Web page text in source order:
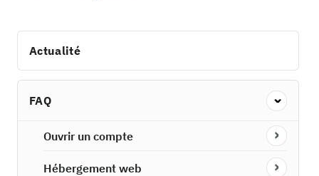
Actualité
FAQ
Ouvrir un compte
Hébergement web